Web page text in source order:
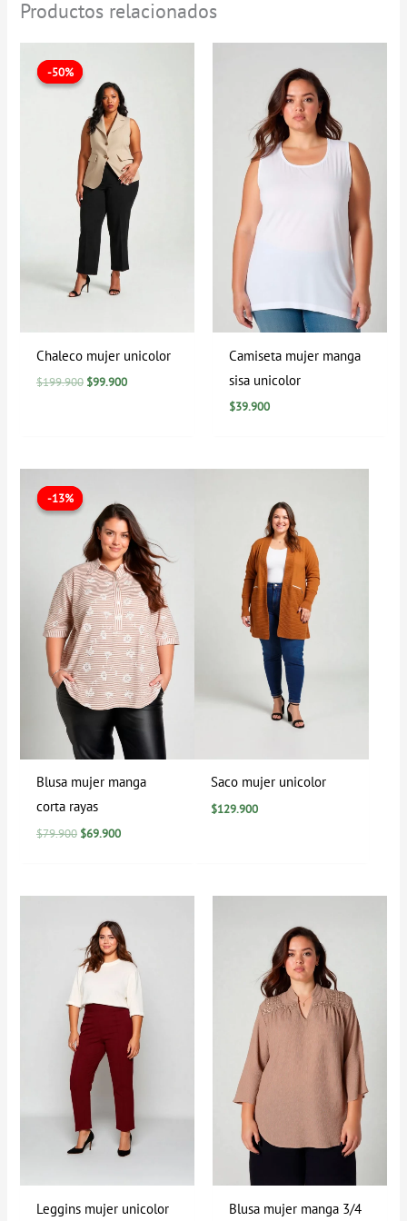
Productos relacionados
-50%
-50%
Chaleco mujer unicolor
$199.900
original
era:
$199.900.
$99.900
$99.900.
Camiseta mujer manga
sisa unicolor
$39.900
-13%
-13%
Blusa mujer manga
corta rayas
$79.900
precio
original
era:
$79.900.
$69.900
actual
es:
$69.900.
Saco mujer unicolor
$129.900
Leggins mujer unicolor
Blusa mujer manga 3/4
desde
$69.900
hasta
$89.900